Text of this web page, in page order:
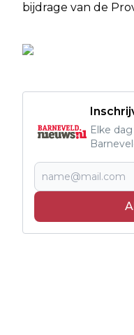
bijdrage van de
Elke